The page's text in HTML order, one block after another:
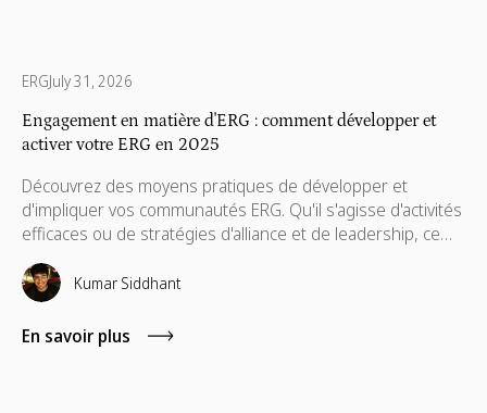
ERGJuly 31, 2026
Engagement en matière d'ERG : comment développer et
activer votre ERG en 2025
Découvrez des moyens pratiques de développer et
d'impliquer vos communautés ERG. Qu'il s'agisse d'activités
efficaces ou de stratégies d'alliance et de leadership, ce
guide aide les ERG à créer de véritables liens et à apporter
des changements au travail.
Kumar Siddhant
En savoir plus